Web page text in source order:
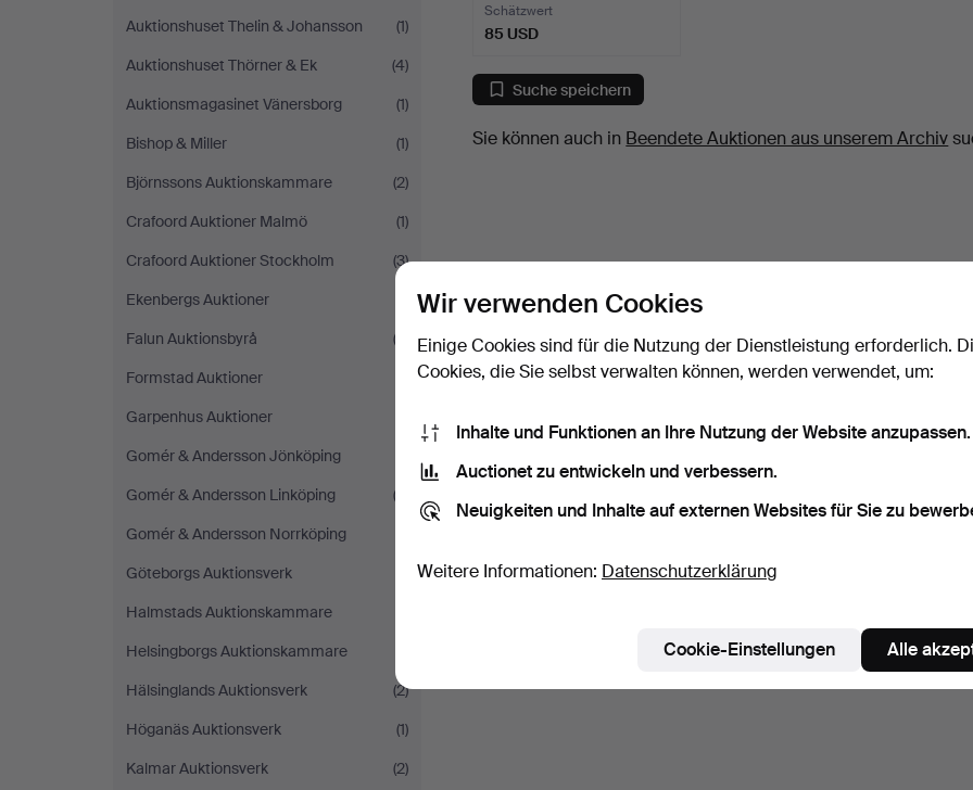
Auktionshuset Thelin & Johansson
(1)
Auktionshuset Thörner & Ek
(4)
Auktionsmagasinet Vänersborg
(1)
Bishop & Miller
(1)
Björnssons Auktionskammare
(2)
Crafoord Auktioner Malmö
(1)
Crafoord Auktioner Stockholm
(3)
Ekenbergs Auktioner
Falun Auktionsbyrå
(2)
Formstad Auktioner
Garpenhus Auktioner
Gomér & Andersson Jönköping
Gomér & Andersson Linköping
(2)
Gomér & Andersson Norrköping
Göteborgs Auktionsverk
Halmstads Auktionskammare
Helsingborgs Auktionskammare
Hälsinglands Auktionsverk
(2)
Höganäs Auktionsverk
(1)
Kalmar Auktionsverk
(2)
Schätzwert
85 USD
Suche speichern
Sie können auch in Beendete Auktionen aus unserem Archiv
Wir verwenden Cookies
Einige Cookies sind für die Nutzung der Dienstleistung erforderlich.
Cookies, die Sie selbst verwalten können, werden verwendet, um:
Inhalte und Funktionen an Ihre Nutzung der Website anzupassen.
Auctionet zu entwickeln und verbessern.
Neuigkeiten und Inhalte auf externen Websites für Sie zu
Weitere Informationen: Datenschutzerklärung
Cookie-Einstellungen Alle